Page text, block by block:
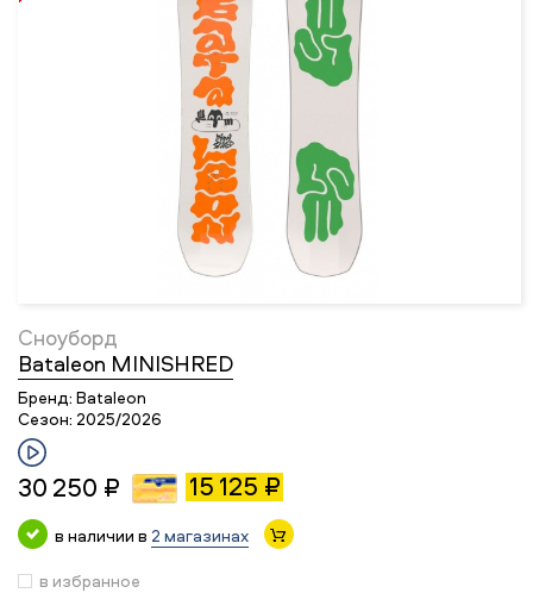
Сноуборд
Bataleon MINISHRED
Бренд: Bataleon
Сезон: 2025/2026
30 250 ₽ 15 125 ₽
в наличии в 2 магазинах
в избранное